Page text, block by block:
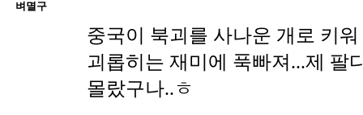
벼멸구
중국이 북괴를 사나운 개로 키
괴롭히는 재미에 푹빠져...제 팔
몰랐구나..ㅎ